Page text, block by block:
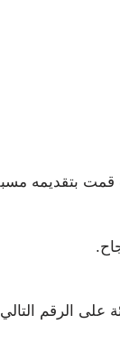
قمت بتقديمه
يجاوب على أي استفسار تطرحه.